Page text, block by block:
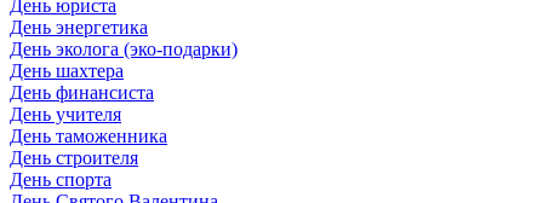
День юриста
День энергетика
День эколога (эко-подарки)
День шахтера
День финансиста
День учителя
День таможенника
День строителя
День спорта